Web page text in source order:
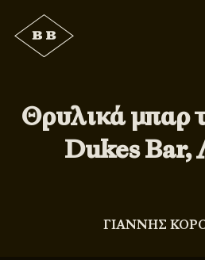
Θρυλικά μπαρ
Dukes Bar,
ΓΙΑΝΝΗΣ